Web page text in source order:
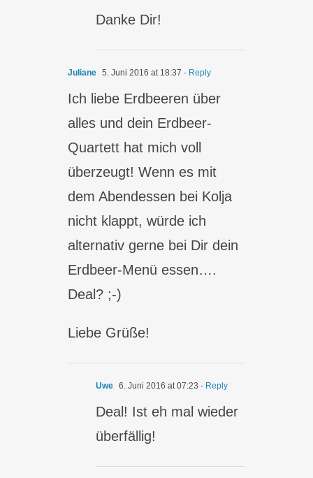
Danke Dir!
Juliane 5. Juni 2016 at 18:37 - Reply
Ich liebe Erdbeeren über
alles und dein Erdbeer-
Quartett hat mich voll
überzeugt! Wenn es mit
dem Abendessen bei Kolja
nicht klappt, würde ich
alternativ gerne bei Dir dein
Erdbeer-Menü essen….
Deal? ;-)
Liebe Grüße!
Uwe 6. Juni 2016 at 07:23 - Reply
Deal! Ist eh mal wieder
überfällig!